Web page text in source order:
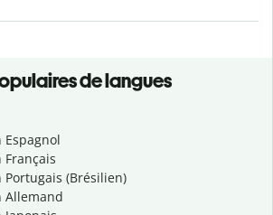
de langues
(Brésilien)
Allemand